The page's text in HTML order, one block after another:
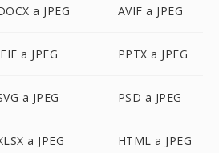
a JPEG AVIF a JPEG
a JPEG PPTX a JPEG
a JPEG PSD a JPEG
a JPEG HTML a JPEG